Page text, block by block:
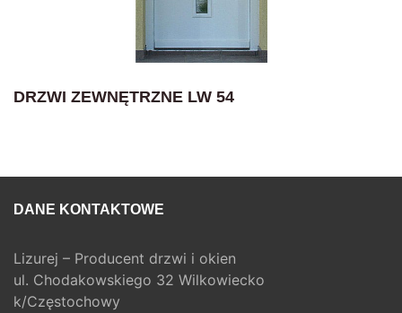
DRZWI ZEWNĘTRZNE LW 54
DANE KONTAKTOWE
Lizurej – Producent drzwi i okien
ul. Chodakowskiego 32 Wilkowiecko
k/Częstochowy